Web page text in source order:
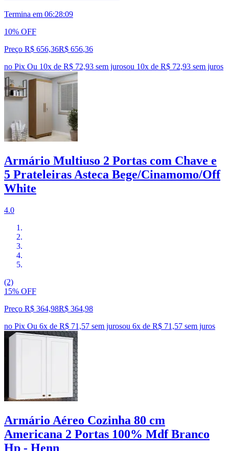
Termina em 06:28:09
10% OFF
Preço R$ 656,36R$ 656,36
no Pix Ou 10x de R$ 72,93 sem jurosou 10x de R$ 72,93 sem juros
Armário Multiuso 2 Portas com Chave e
5 Prateleiras Asteca Bege/Cinamomo/Off
White
4.0
(2)
15% OFF
Preço R$ 364,98R$ 364,98
no Pix Ou 6x de R$ 71,57 sem jurosou 6x de R$ 71,57 sem juros
Armário Aéreo Cozinha 80 cm
Americana 2 Portas 100% Mdf Branco
Hp - Henn